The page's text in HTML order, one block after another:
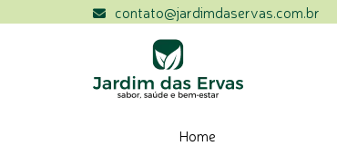
contato@jardimdaservas.com.br
Home